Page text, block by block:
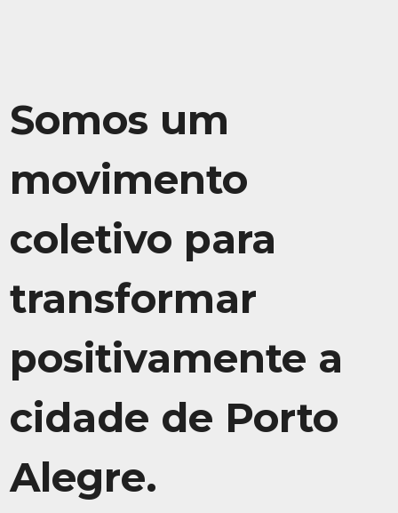
Somos um
movimento
coletivo para
transformar
positivamente a
cidade de Porto
Alegre.